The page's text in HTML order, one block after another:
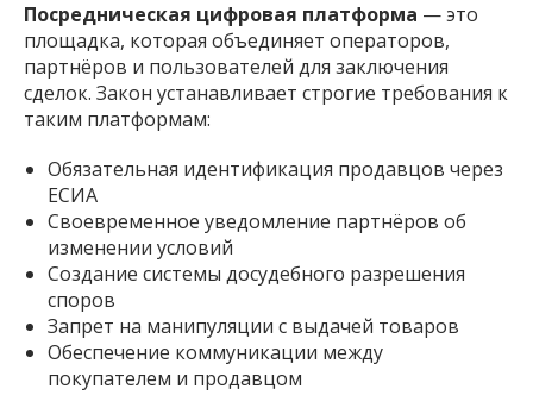
Посредническая цифровая платформа — это
площадка, которая объединяет операторов,
партнёров и пользователей для заключения
сделок. Закон устанавливает строгие требования к
таким платформам:
Обязательная идентификация продавцов через
ЕСИА
Своевременное уведомление партнёров об
изменении условий
Создание системы досудебного разрешения
споров
Запрет на манипуляции с выдачей товаров
Обеспечение коммуникации между
покупателем и продавцом